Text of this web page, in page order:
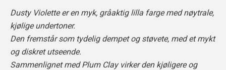
Dusty Violette er en myk, gråaktig lilla farge med nøytrale,
kjølige undertoner.
Den fremstår som tydelig dempet og støvete, med et mykt
og diskret utseende.
Sammenlignet med Plum Clay virker den kjøligere og